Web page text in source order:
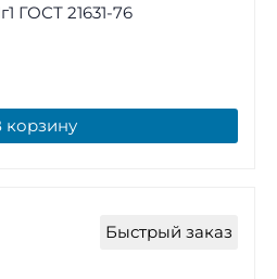
ГОСТ 21631-76
корзину
Быстрый заказ